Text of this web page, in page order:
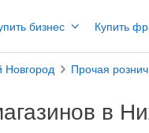
бизнес Купить
Новгород Прочая
в